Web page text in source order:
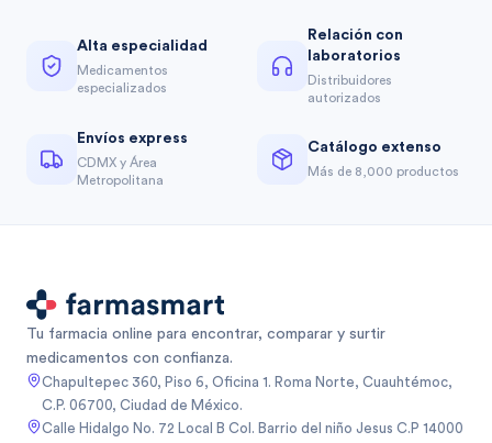
Alta especialidad
Medicamentos
especializados
Relación con
laboratorios
Distribuidores
autorizados
Envíos express
CDMX y Área
Metropolitana
Catálogo extenso
Más de 8,000 productos
Tu farmacia online para encontrar, comparar y surtir
medicamentos con confianza.
Chapultepec 360, Piso 6, Oficina 1. Roma Norte, Cuauhtémoc,
C.P. 06700, Ciudad de México.
Calle Hidalgo No. 72 Local B Col. Barrio del niño Jesus C.P 14000